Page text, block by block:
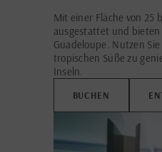
Mit einer Fläche von 25
ausgestattet und bieten
Guadeloupe. Nutzen
tropischen Süße zu
Inseln.
BUCHEN